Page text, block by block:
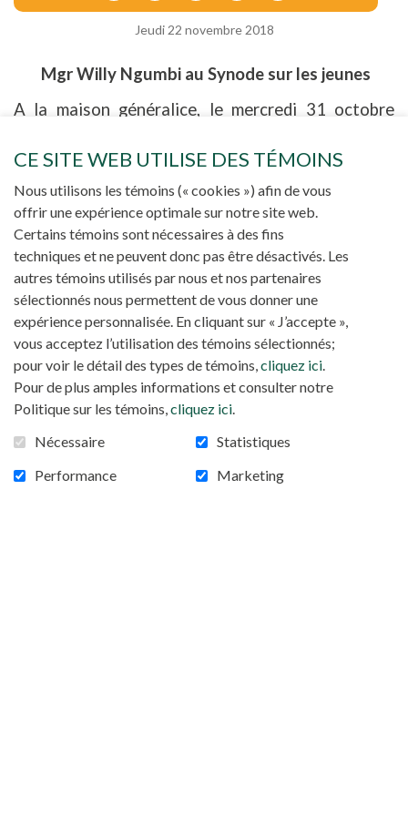
Jeudi 22 novembre 2018
Mgr Willy Ngumbi au Synode sur les jeunes
A la maison généralice, le mercredi 31 octobre
partagé son expérience de participant au synode
terminer au Vatican.
CE SITE WEB UTILISE DES TÉMOINS
Nous utilisons les témoins (« cookies ») afin de vous
offrir une expérience optimale sur notre site web.
Certains témoins sont nécessaires à des fins
techniques et ne peuvent donc pas être désactivés. Les
autres témoins utilisés par nous et nos partenaires
sélectionnés nous permettent de vous donner une
expérience personnalisée. En cliquant sur « J’accepte »,
vous acceptez l’utilisation des témoins sélectionnés;
pour voir le détail des types de témoins,cliquez ici.
Pour de plus amples informations et consulter notre
Politique sur les témoins,cliquez ici.
Nécessaire
Statistiques
Performance
Marketing